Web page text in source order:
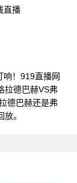
直播
响！919直播网
拉德巴赫VS弗
德巴赫还是弗
。